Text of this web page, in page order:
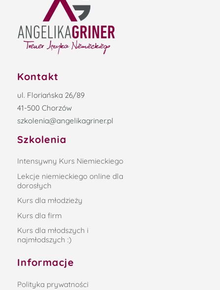
Kontakt
ul. Floriańska 26/89
41-500 Chorzów
szkolenia@angelikagriner.pl
Szkolenia
Intensywny Kurs Niemieckiego
Lekcje niemieckiego online dla
dorosłych
Kurs dla młodzieży
Kurs dla firm
Kurs dla młodszych i
najmłodszych :)
Informacje
Polityka prywatności